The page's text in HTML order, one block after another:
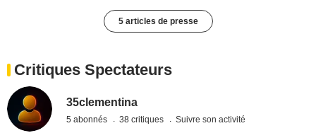
5 articles de presse
Critiques Spectateurs
35clementina
5 abonnés 38 critiques Suivre son activité